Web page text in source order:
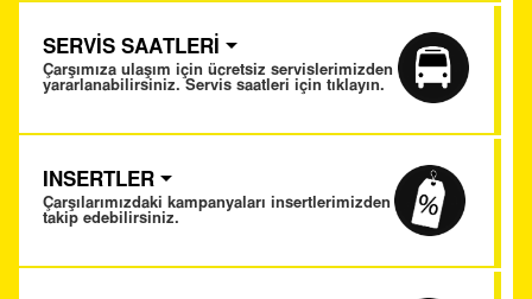
SERVİS SAATLERİ
Çarşımıza ulaşım için ücretsiz servislerimizden
yararlanabilirsiniz. Servis saatleri için tıklayın.
INSERTLER
Çarşılarımızdaki kampanyaları insertlerimizden
takip edebilirsiniz.